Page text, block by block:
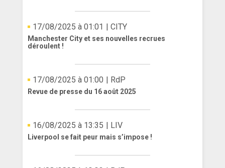
17/08/2025 à 01:01 | CITY
Manchester City et ses nouvelles recrues
déroulent !
17/08/2025 à 01:00 | RdP
Revue de presse du 16 août 2025
16/08/2025 à 13:35 | LIV
Liverpool se fait peur mais s’impose !